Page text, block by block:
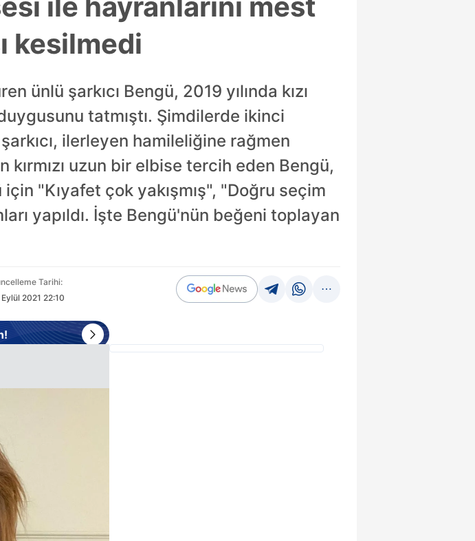
kesilmedi
ünlü şarkıcı Bengü, 2019 yılında kızı
tatmıştı. Şimdilerde ikinci
ilerleyen hamileliğine rağmen
uzun bir elbise tercih eden Bengü,
"Kıyafet çok yakışmış", "Doğru seçim
yapıldı. İşte Bengü'nün beğeni toplayan
Tarihi:
2021 22:10